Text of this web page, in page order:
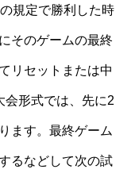
規定で勝利した時
そのゲームの最終
リセットまたは中
会形式では、先に2
ます。最終ゲーム
るなどして次の試